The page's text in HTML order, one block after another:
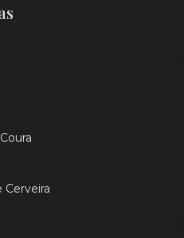
Cerveira